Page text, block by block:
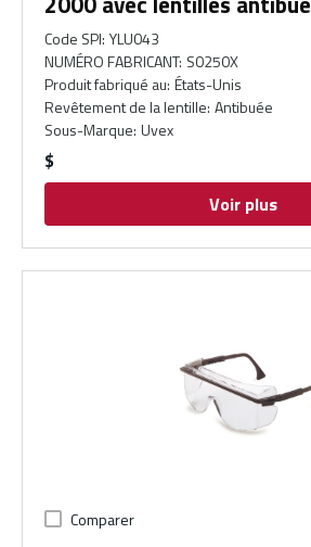
Code SPI: YLU043
NUMÉRO FABRICANT: S0250X
Produit fabriqué au: États-Unis
Revêtement de la lentille: Antibuée
Sous-Marque: Uvex
$
Voir plus
Comparer